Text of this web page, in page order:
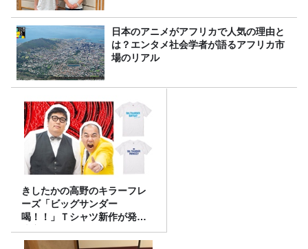
日本のアニメがアフリカで人気の理由と
は？エンタメ社会学者が語るアフリカ市
場のリアル
きしたかの高野のキラーフレ
ーズ「ビッグサンダー
喝！！」Ｔシャツ新作が発売
決定！